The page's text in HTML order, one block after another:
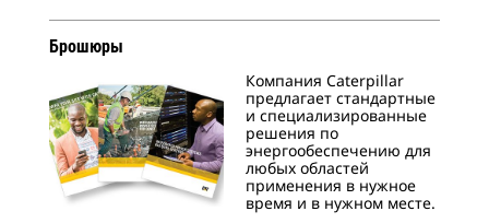
Брошюры
Компания Caterpillar
предлагает стандартные
и специализированные
решения по
энергообеспечению для
любых областей
применения в нужное
время и в нужном месте.